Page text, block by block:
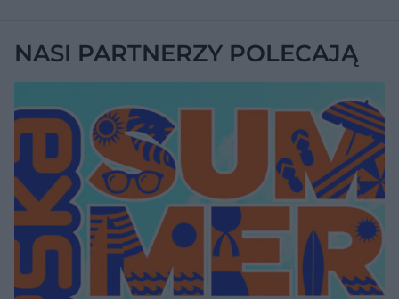
NASI PARTNERZY POLECAJĄ